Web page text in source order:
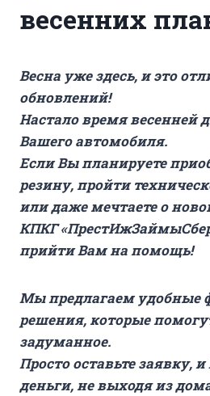
весенних
Весна уже здесь, и это
обновлений!
Настало время весенней
Вашего автомобиля.
Если Вы планируете
резину, пройти
или даже мечтаете о
КПКГ
прийти Вам на помощь!
Мы предлагаем удобные
решения, которые
задуманное.
Просто оставьте заявку,
деньги, не выходя из